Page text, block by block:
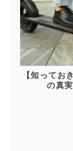
【知ってお
の真